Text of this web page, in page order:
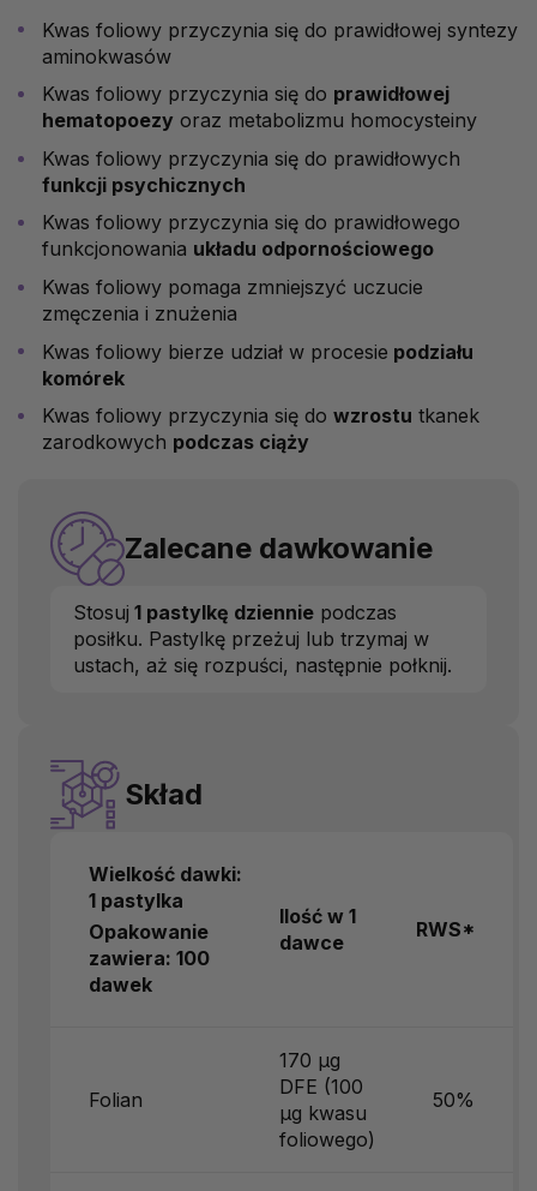
Kwas foliowy przyczynia się do prawidłowej syntezy
aminokwasów
Kwas foliowy przyczynia się do prawidłowej
hematopoezy oraz metabolizmu homocysteiny
Kwas foliowy przyczynia się do prawidłowych
funkcji psychicznych
Kwas foliowy przyczynia się do prawidłowego
funkcjonowania układu odpornościowego
Kwas foliowy pomaga zmniejszyć uczucie
zmęczenia i znużenia
Kwas foliowy bierze udział w procesie podziału
komórek
Kwas foliowy przyczynia się do wzrostu tkanek
zarodkowych podczas ciąży
Zalecane dawkowanie
Stosuj 1 pastylkę dziennie podczas
posiłku. Pastylkę przeżuj lub trzymaj w
ustach, aż się rozpuści, następnie połknij.
Skład
Wielkość dawki:
1 pastylka
Opakowanie
zawiera: 100
dawek
Ilość w 1
dawce
RWS*
Folian
170 µg
DFE (100
µg kwasu
foliowego)
50%